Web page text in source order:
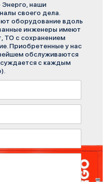
наши
своего дела.
оборудование вдоль
инженеры имеют
ТО с сохранением
Приобретенные у нас
обслуживаются
с каждым